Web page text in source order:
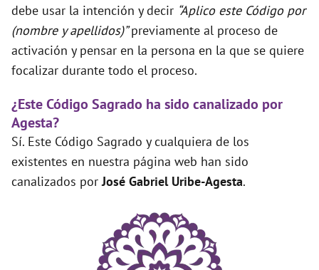
debe usar la intención y decir “Aplico este Código por
(nombre y apellidos)”previamente al proceso de
activación y pensar en la persona en la que se quiere
focalizar durante todo el proceso.
¿Este Código Sagrado ha sido canalizado por
Agesta?
Sí. Este Código Sagrado y cualquiera de los
existentes en nuestra página web han sido
canalizados porJosé Gabriel Uribe-Agesta.